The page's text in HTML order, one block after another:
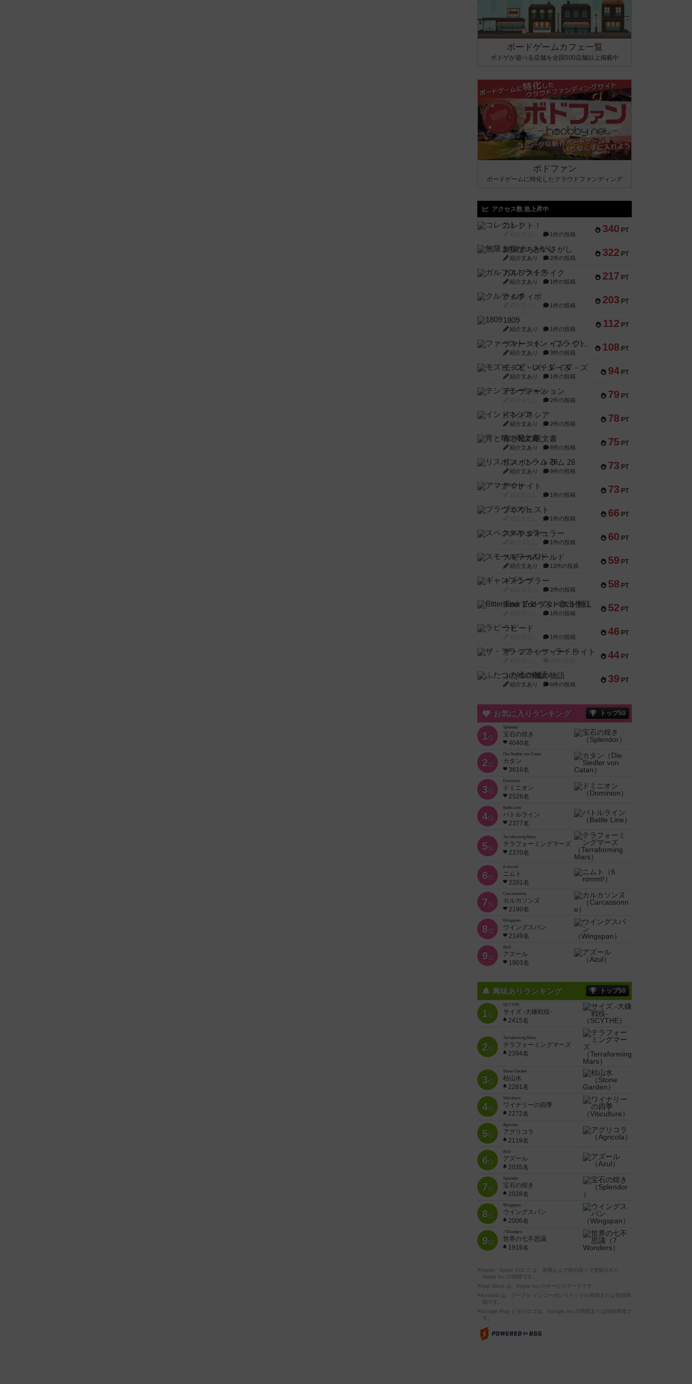
ボードゲームカフェ一覧
ボドゲが遊べる店舗を全国500店舗以上掲載中
ボドファン
ボードゲームに特化したクラウドファンディング
アクセス数 急上昇中
340 PT
コレクト！
1件の投稿
322 PT
無限まちがいさがし
紹介文あり 2件の投稿
217 PT
ガルフストライク
紹介文あり 1件の投稿
203 PT
クルティボ
1件の投稿
112 PT
1809
紹介文あり 1件の投稿
108 PT
ファースト・イン・フライト
紹介文あり 3件の投稿
94 PT
モズビ－ズ・レイダ－ズ
紹介文あり 1件の投稿
79 PT
テンプテーション
2件の投稿
78 PT
インドネシア
紹介文あり 2件の投稿
75 PT
宵と暁の呪文書
紹介文あり 8件の投稿
73 PT
リスボン・トラム 28
紹介文あり 9件の投稿
73 PT
アマナイト
1件の投稿
66 PT
ブラヴェスト
1件の投稿
60 PT
スペクタキュラー
1件の投稿
59 PT
スモールワールド
紹介文あり 13件の投稿
58 PT
ギャンブラー
2件の投稿
52 PT
Bitter End ブタペスト救出作戦
1件の投稿
46 PT
ラピード
1件の投稿
44 PT
ザ・フラッフィー・ライト
39 PT
ふたつの城の物語
紹介文あり 6件の投稿
お気に入りランキング トップ50
1位
Splendor
宝石の煌き
4040名
2位
Die Siedler von Catan
カタン
3616名
3位
Dominion
ドミニオン
2528名
4位
Battle Line
バトルライン
2377名
5位
Terraforming Mars
テラフォーミングマーズ
2370名
6位
6 nimmt!
ニムト
2201名
7位
Carcassonne
カルカソンヌ
2190名
8位
Wingspan
ウイングスパン
2149名
9位
Azul
アズール
1903名
興味ありランキング トップ50
1位
SCYTHE
サイズ -大鎌戦役-
2415名
2位
Terraforming Mars
テラフォーミングマーズ
2394名
3位
Stone Garden
枯山水
2281名
4位
Viticulture
ワイナリーの四季
2272名
5位
Agricola
アグリコラ
2119名
6位
Azul
アズール
2035名
7位
Splendor
宝石の煌き
2028名
8位
Wingspan
ウイングスパン
2006名
9位
7 Wonders
世界の七不思議
1919名
※Apple、Apple のロゴ は、米国および他の国々で登録された
Apple Inc.の商標です。
※App Store は、Apple Inc.のサービスマークです。
※Android は、グーグル インコーポレイテッドの商標または登録商
標です。
※Google Play とそのロゴは、Google Inc.の商標または登録商標で
す。